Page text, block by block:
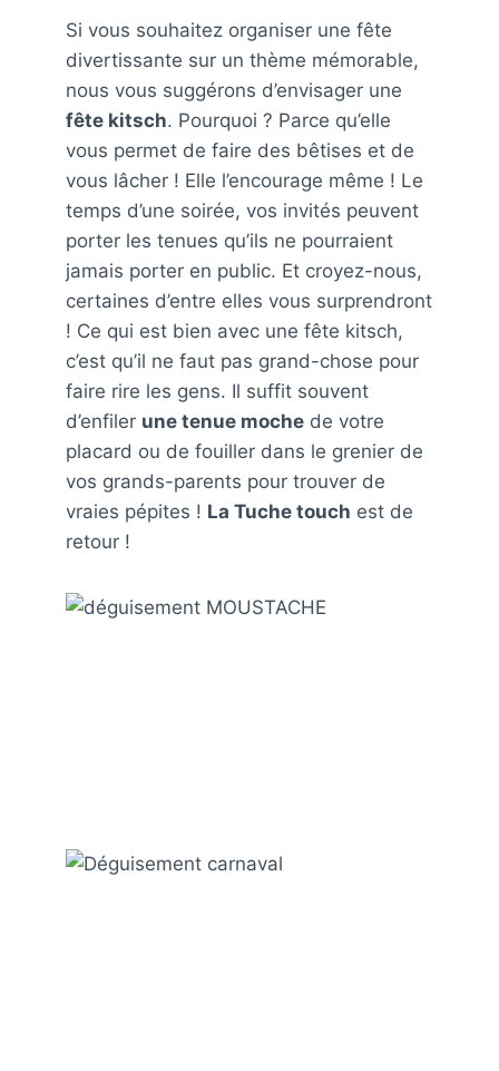
Si vous souhaitez organiser une fête
divertissante sur un thème mémorable,
nous vous suggérons d’envisager une
fête kitsch. Pourquoi ? Parce qu’elle
vous permet de faire des bêtises et de
vous lâcher ! Elle l’encourage même ! Le
temps d’une soirée, vos invités peuvent
porter les tenues qu’ils ne pourraient
jamais porter en public. Et croyez-nous,
certaines d’entre elles vous surprendront
! Ce qui est bien avec une fête kitsch,
c’est qu’il ne faut pas grand-chose pour
faire rire les gens. Il suffit souvent
d’enfiler une tenue moche de votre
placard ou de fouiller dans le grenier de
vos grands-parents pour trouver de
vraies pépites ! La Tuche touch est de
retour !